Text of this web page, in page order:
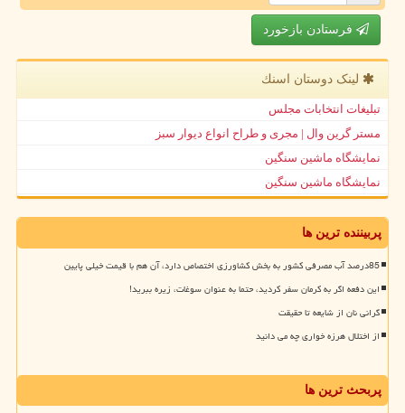
فرستادن بازخورد
لینک دوستان اسنك
تبلیغات انتخابات مجلس
مستر گرین وال | مجری و طراح انواع دیوار سبز
نمایشگاه ماشین سنگین
نمایشگاه ماشین سنگین
پربیننده ترین ها
85درصد آب مصرفی کشور به بخش کشاورزی اختصاص دارد، آن هم با قیمت خیلی پایین
این دفعه اگر به کرمان سفر کردید، حتما به عنوان سوغات، زیره ببرید!
گرانی نان از شایعه تا حقیقت
از اختلال هرزه خواری چه می دانید
پربحث ترین ها